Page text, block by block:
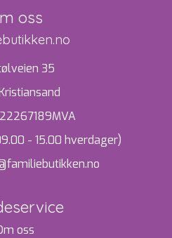
oss
35
- 15.00 hverdager)
oss